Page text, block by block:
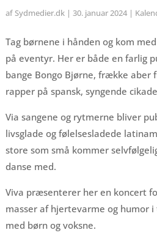
af Sydmedier.dk| 30. januar 2024|
Tag børnene i hånden og kom
på eventyr. Her er både en farlig
bange Bongo Bjørne, frække aber
rapper på spansk, syngende
Via sangene og rytmerne bliver
livsglade og følelsesladede
store som små kommer
danse med.
Viva præsenterer her en koncert
masser af hjertevarme og humor
med børn og voksne.